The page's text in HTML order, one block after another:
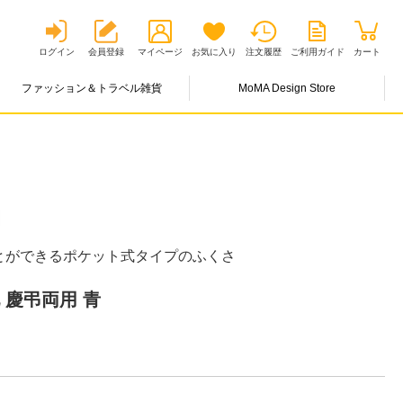
ログイン 会員登録 マイページ お気に入り 注文履歴 ご利用ガイド カート
ファッション＆トラベル雑貨 MoMA Design Store
できるポケット式タイプのふくさ
慶弔両用 青